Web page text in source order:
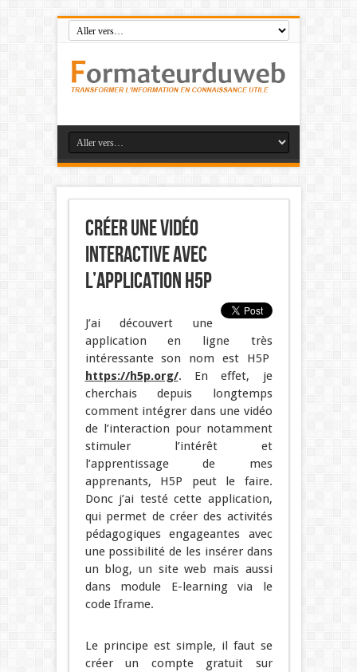
Créer une vidéo
interactive avec
l’application H5P
J’ai découvert une
application en ligne très
intéressante son nom est H5P
https://h5p.org/. En effet, je
cherchais depuis longtemps
comment intégrer dans une vidéo
de l’interaction pour notamment
stimuler l’intérêt et
l’apprentissage de mes
apprenants, H5P peut le faire.
Donc j’ai testé cette application,
qui permet de créer des activités
pédagogiques engageantes avec
une possibilité de les insérer dans
un blog, un site web mais aussi
dans module E-learning via le
code Iframe.
Le principe est simple, il faut se
créer un compte gratuit sur